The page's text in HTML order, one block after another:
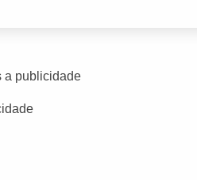
a publicidade